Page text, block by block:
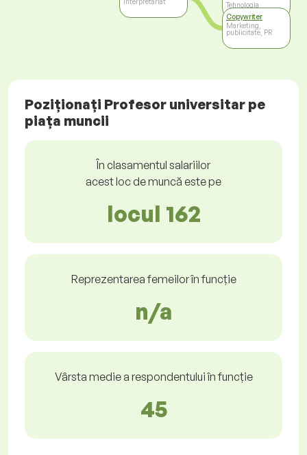
Tehnologia
informației
Copywriter
Marketing,
publicitate, PR
Poziționați Profesor universitar pe
piața muncii
În clasamentul salariilor
acest loc de muncă este pe
locul 162
Reprezentarea femeilor în funcție
n/a
Vârsta medie a respondentului în funcție
45